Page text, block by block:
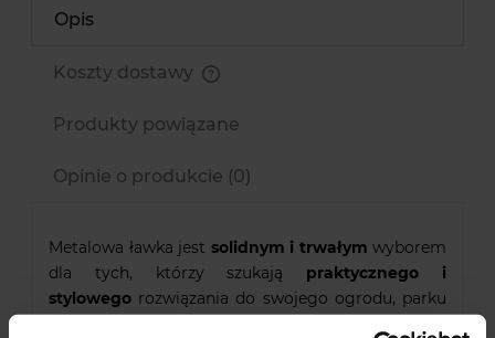
Opis
Koszty dostawy
Produkty powiązane
Opinie o produkcie (0)
Metalowa ławka jest solidnym i trwałym wyborem
dla tych, którzy szukają praktycznego i
stylowego rozwiązania do swojego ogrodu, parku